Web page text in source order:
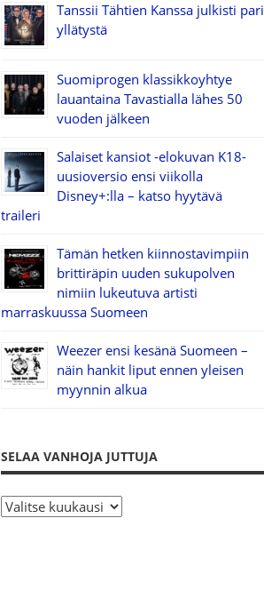
Tanssii Tähtien Kanssa julkisti pari
yllätystä
Suomiprogen klassikkoyhtye
lauantaina Tavastialla lähes 50
vuoden jälkeen
Salaiset kansiot -elokuvan K18-
uusioversio ensi viikolla
Disney+:lla – katso hyytävä
traileri
Tämän hetken kiinnostavimpiin
brittiräpin uuden sukupolven
nimiin lukeutuva artisti
marraskuussa Suomeen
Weezer ensi kesänä Suomeen –
näin hankit liput ennen yleisen
myynnin alkua
SELAA VANHOJA JUTTUJA
S